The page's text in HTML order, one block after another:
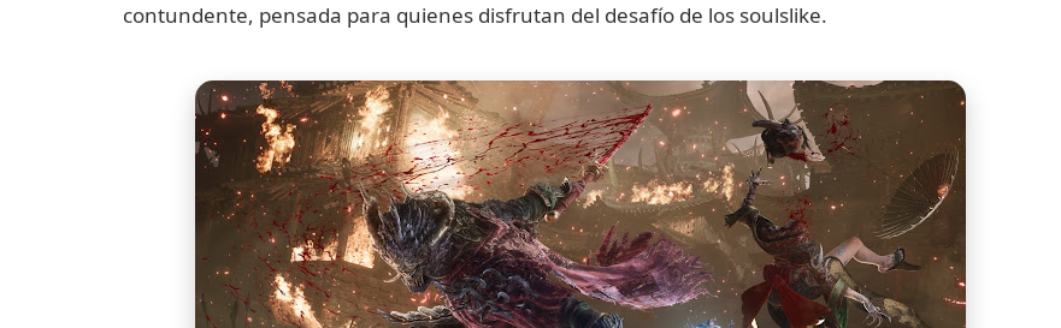
contundente, pensada para quienes disfrutan del desafío de los soulslike.